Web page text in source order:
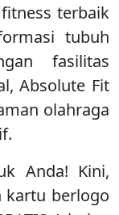
terbaik
tubuh
fasilitas
Absolute Fit
olahraga
Anda! Kini,
kartu berlogo